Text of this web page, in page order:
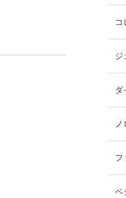
コ
ジ
ダ
ノ
フ
ベ